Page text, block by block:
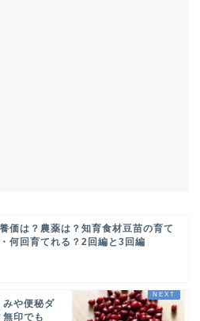
価は？農薬は？知育食材豆苗の育て
何回育てれる？2回編と3回編
みや便秘ダ
印でも